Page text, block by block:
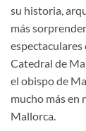
su historia,
más
Catedral de
el obispo de
mucho más en
Mallorca.